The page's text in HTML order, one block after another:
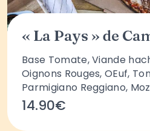
« La Pays » de
Base Tomate, Viande
Oignons Rouges, OEuf,
Parmigiano Reggiano,
14.90€